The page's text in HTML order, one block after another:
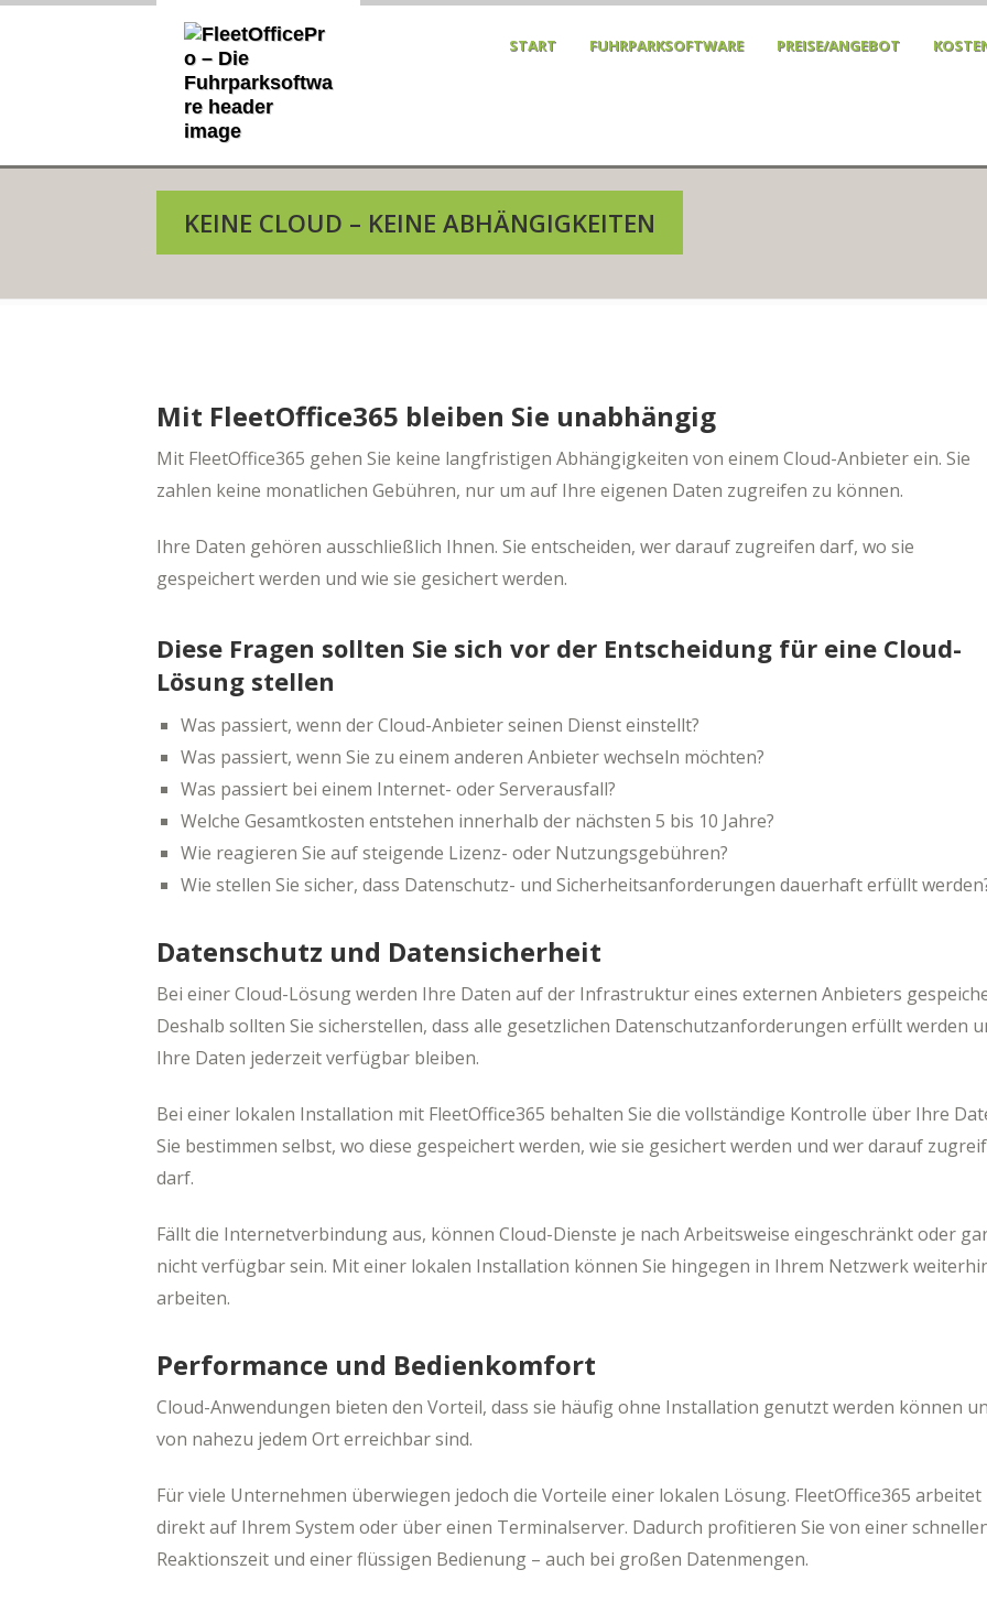
START FUHRPARKSOFTWARE PREISE/ANGEBOT
KEINE CLOUD – KEINE ABHÄNGIGKEITEN
Mit FleetOffice365 bleiben Sie unabhängig
Mit FleetOffice365 gehen Sie keine langfristigen Abhängigkeiten von einem Cloud-Anbieter ein. Sie
zahlen keine monatlichen Gebühren, nur um auf Ihre eigenen Daten zugreifen zu können.
Ihre Daten gehören ausschließlich Ihnen. Sie entscheiden, wer darauf zugreifen darf, wo sie
gespeichert werden und wie sie gesichert werden.
Diese Fragen sollten Sie sich vor der Entscheidung für eine Cloud-
Lösung stellen
Was passiert, wenn der Cloud-Anbieter seinen Dienst einstellt?
Was passiert, wenn Sie zu einem anderen Anbieter wechseln möchten?
Was passiert bei einem Internet- oder Serverausfall?
Welche Gesamtkosten entstehen innerhalb der nächsten 5 bis 10 Jahre?
Wie reagieren Sie auf steigende Lizenz- oder Nutzungsgebühren?
Wie stellen Sie sicher, dass Datenschutz- und Sicherheitsanforderungen dauerhaft erfüllt
Datenschutz und Datensicherheit
Bei einer Cloud-Lösung werden Ihre Daten auf der Infrastruktur eines externen Anbieters
Deshalb sollten Sie sicherstellen, dass alle gesetzlichen Datenschutzanforderungen erfüllt werden
Ihre Daten jederzeit verfügbar bleiben.
Bei einer lokalen Installation mit FleetOffice365 behalten Sie die vollständige Kontrolle über Ihre
Sie bestimmen selbst, wo diese gespeichert werden, wie sie gesichert werden und wer darauf
darf.
Fällt die Internetverbindung aus, können Cloud-Dienste je nach Arbeitsweise eingeschränkt oder
nicht verfügbar sein. Mit einer lokalen Installation können Sie hingegen in Ihrem Netzwerk
arbeiten.
Performance und Bedienkomfort
Cloud-Anwendungen bieten den Vorteil, dass sie häufig ohne Installation genutzt werden können
von nahezu jedem Ort erreichbar sind.
Für viele Unternehmen überwiegen jedoch die Vorteile einer lokalen Lösung. FleetOffice365 arbeitet
direkt auf Ihrem System oder über einen Terminalserver. Dadurch profitieren Sie von einer
Reaktionszeit und einer flüssigen Bedienung – auch bei großen Datenmengen.